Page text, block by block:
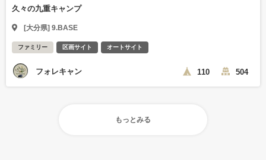
久々の九重キャンプ
[大分県] 9.BASE
ファミリー 区画サイト オートサイト
フォレキャン 110 504
もっとみる